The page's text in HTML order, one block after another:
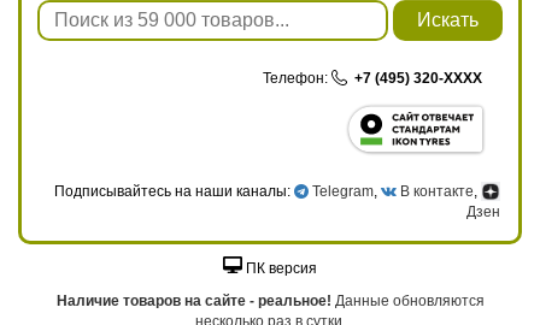
Искать
Телефон: +7 (495) 320-XXXX
Подписывайтесь на наши каналы: Telegram , В контакте
Дзен
ПК версия
Наличие товаров на сайте - реальное! Данные обновляются
несколько раз в сутки.